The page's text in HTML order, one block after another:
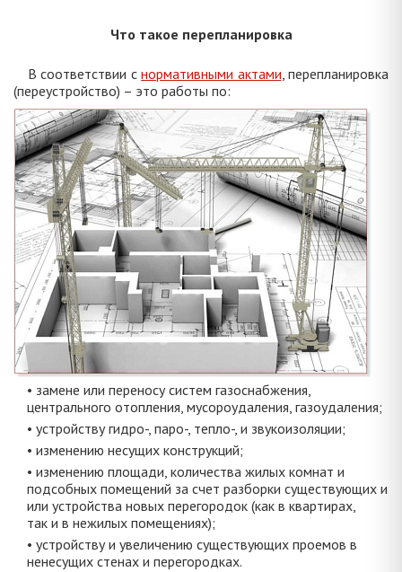
Что такое перепланировка
В соответствии снормативными актами, перепланировка
(переустройство) – это работы по:
• замене или переносу систем газоснабжения,
центрального отопления, мусороудаления, газоудаления;
• устройству гидро-, паро-, тепло-, и звукоизоляции;
• изменению несущих конструкций;
• изменению площади, количества жилых комнат и
подсобных помещений за счет разборки существующих и
или устройства новых перегородок (как в квартирах,
так и в нежилых помещениях);
• устройству и увеличению существующих проемов в
ненесущих стенах и перегородках.